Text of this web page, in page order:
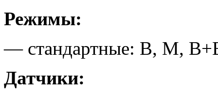
Режимы:
— стандартные: B, М,
Датчики: